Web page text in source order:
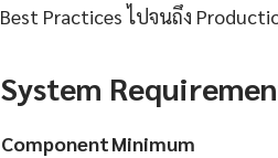
Best Practices ไปจนถึง
System
ComponentMinimum